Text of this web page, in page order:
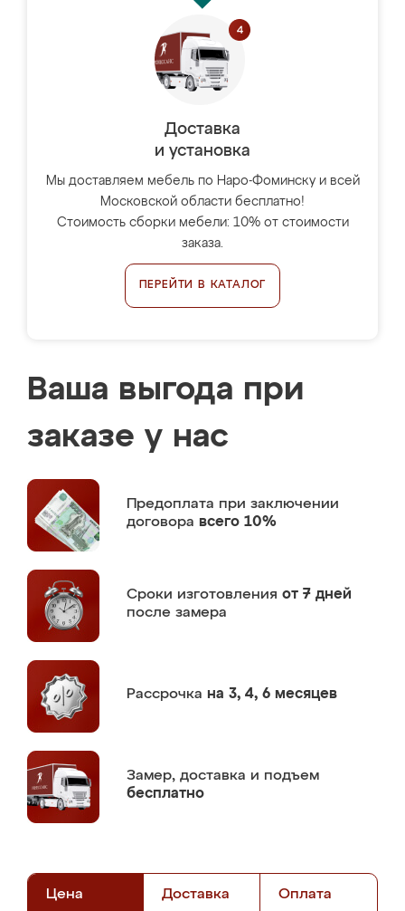
Доставка
и установка
Мы доставляем мебель по Наро-Фоминску и всей
Московской области бесплатно!
Стоимость сборки мебели: 10% от стоимости
заказа.
ПЕРЕЙТИ В КАТАЛОГ
Ваша выгода при
заказе у нас
Предоплата при заключении
договора всего 10%
Сроки изготовления от 7 дней
после замера
Рассрочка на 3, 4, 6 месяцев
Замер, доставка и подъем
бесплатно
Цена Доставка Оплата